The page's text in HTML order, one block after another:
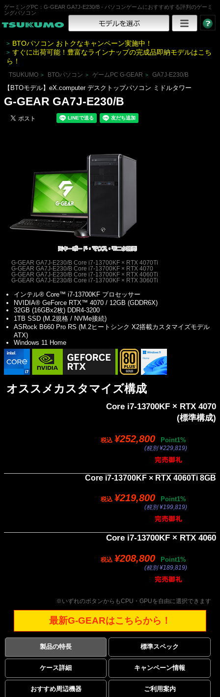
ゲーミングPC：G-GEAR GA7J-E230/B - パソコンゲームにおすすめする評判のゲーミ
ングパソコン
> BTOパソコン おトクなキャンペーン実施中！
> すぐに出荷可能！豊富なラインナップの完成品即納モデルはこち
ら！
TSUKUMO > BTOパソコン > ゲームPC G-GEAR > GA7J-E230/B
【BTOモデル】eX.computer デスクトップパソコン ミドルタワー
G-GEAR GA7J-E230/B
G-GEAR GA7J-E230/B Core i7-13700KF × RTX 4070Ti
G-GEAR GA7J-E230/B Core i7-13700KF × RTX 4070
G-GEAR GA7J-E230/B Core i7-13700KF × RTX 4060Ti
G-GEAR GA7J-E230/B Core i7-13700KF × RTX 3060Ti
インテル® Core™ i7-13700KF プロセッサー
NVIDIA® GeForce RTX™ 4070 / 12GB (GDDR6X)
32GB (16GBx2枚) DDR4-3200
1TB SSD (M.2規格 / NVMe接続)
ASRock B660 Pro RS (M.2ヒートシンク X2搭載カスタマイズモデル
ATX)
Windows 11 Home
オススメカスタマイズ構成
Core i7-13700KF × RTX 4070
(標準構成)
税込 ¥252,800 Point1%
(税別 ¥229,819)
Core i7-13700KF × RTX 4060Ti 8GB
税込 ¥219,800 Point1%
(税別 ¥199,819)
Core i7-13700KF × RTX 4060
税込 ¥208,800 Point1%
(税別 ¥189,819)
※いずれのボタンからもCPU・GPUを自由に選択できます
最新G-GEARはこちらから！
製品の特長 標準スペック
ケース詳細 キャンペーン情報
おすすめ周辺機器 ご利用案内